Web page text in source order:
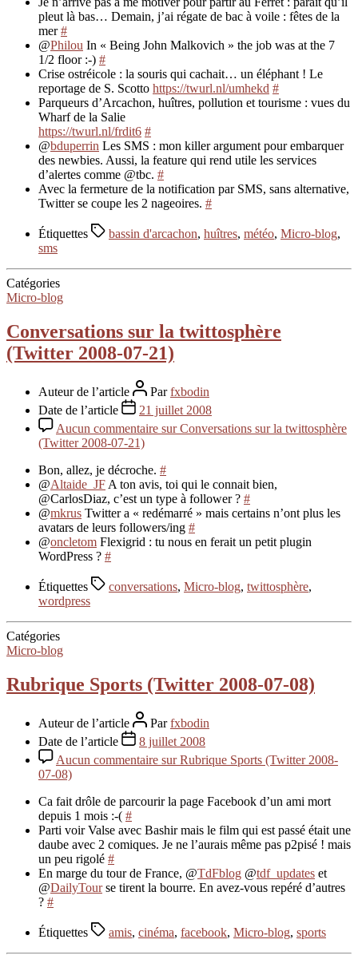
pleut là bas… Demain, j’ai régate de bac à voile : fêtes de la
mer#
@Philou In « Being John Malkovich » the job was at the 7
1/2 floor :-) #
Crise ostréicole : la souris qui cachait… un éléphant ! Le
reportage de S. Scotto https://twurl.nl/umhekd #
Parqueurs d’Arcachon, huîtres, pollution et tourisme : vues du
Wharf de la Salie
https://twurl.nl/frdit6 #
@bduperrin Les SMS : mon killer argument pour embarquer
des newbies. Aussi, la feature qui rend utile les services
d’alertes comme @tbc. #
Avec la fermeture de la notification par SMS, sans alternative,
Twitter se coupe les 2 nageoires. #
Étiquettes bassin d'arcachon, huîtres, météo, Micro-blog,
sms
Catégories
Micro-blog
Conversations sur la twittosphère
(Twitter 2008-07-21)
Auteur de l’article Parfxbodin
Date de l’article
21 juillet 2008
Aucun commentaire sur Conversations sur la twittosphère
(Twitter 2008-07-21)
Bon, allez, je décroche. #
@Altaide_JF A ton avis, toi qui le connait bien,
@CarlosDiaz, c’est un type à follower ? #
@mkrus Twitter a « redémarré » mais certains n’ont plus les
avatars de leurs followers/ing #
@oncletom Flexigrid : tu nous en ferait un petit plugin
WordPress ? #
Étiquettes conversations, Micro-blog, twittosphère,
wordpress
Catégories
Micro-blog
Rubrique Sports (Twitter 2008-07-08)
Auteur de l’article Parfxbodin
Date de l’article
8 juillet 2008
Aucun commentaire sur Rubrique Sports (Twitter 2008-
07-08)
Ca fait drôle de parcourir la page Facebook d’un ami mort
depuis 1 mois :-( #
Parti voir Valse avec Bashir mais le film qui est passé était une
daube avec 2 comiques. Je ne l’aurais même pas p2pisé ! mais
un peu rigolé #
En marge du tour de France, @TdFblog @tdf_updates et
@DailyTourse tirent la bourre. En avez-vous repéré d’autres
? #
Étiquettes amis, cinéma, facebook, Micro-blog, sports